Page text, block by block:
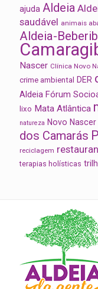
ajuda Aldeia
saudável animais
Aldeia-
Nascer Clínica Novo
crime ambiental DER
Aldeia Fórum
lixo Mata Atlântica
natureza Novo Nascer
dos Camarás
reciclagem
terapias holísticas